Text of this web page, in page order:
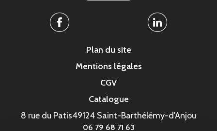
Facebook Linkedin
Plan du site
Mentions légales
CGV
Catalogue
8 rue du Patis49124 Saint-Barthélémy-d'Anjou
06 79 68 71 63